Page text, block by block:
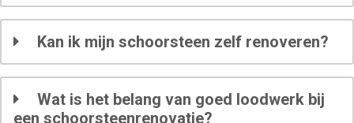
Kan ik mijn schoorsteen zelf renoveren?
Wat is het belang van goed loodwerk bij
een schoorsteenrenovatie?